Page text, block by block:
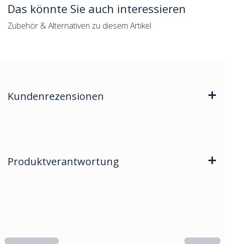
Das könnte Sie auch interessieren
Zubehör & Alternativen zu diesem Artikel
Kundenrezensionen
Produktverantwortung